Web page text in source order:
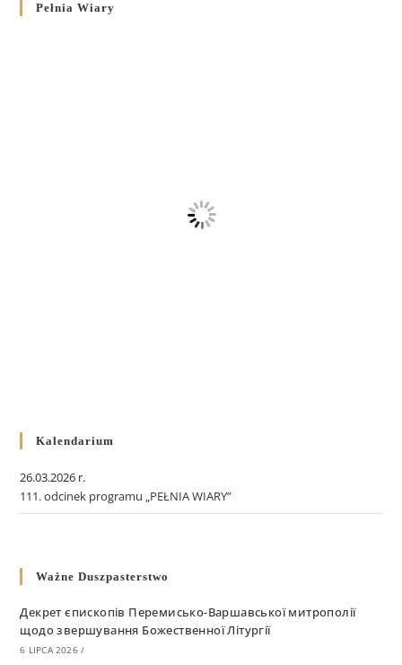
Pełnia Wiary
Kalendarium
26.03.2026 r.
111. odcinek programu „PEŁNIA WIARY”
Ważne Duszpasterstwo
Декрет єпископів Перемисько-Варшавської митрополії
щодо звершування Божественної Літургії
6 LIPCA 2026 /